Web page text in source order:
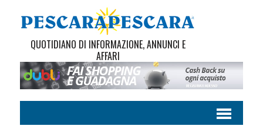
QUOTIDIANO DI INFORMAZIONE, ANNUNCI E
AFFARI